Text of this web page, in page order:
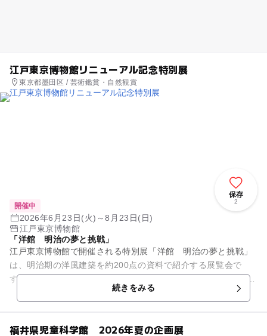
江戸東京博物館リニューアル記念特別展
東京都墨田区 / 芸術鑑賞・自然観賞
保存
2
開催中
2026年6月23日(火)～8月23日(日)
江戸東京博物館
「洋館 明治の夢と挑戦」
江戸東京博物館で開催される特別展「洋館 明治の夢と挑戦」
は、明治期の洋風建築を約200点の資料で紹介する展覧会で
す。 立体パノラマや模型、古写真、実物の家具や国宝資料など
を通して、都市の風景や建...続きをみる
福井県児童科学館 2026年夏の企画展